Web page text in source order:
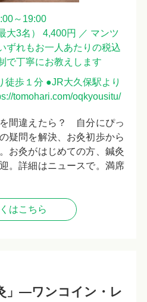
～19:00
大3名） 4,400円 ／ マンツ
ずれもお一人あたりの税込
で丁寧にお教えします
徒歩１分 ●JR大久保駅より
tomohari.com/oqkyousitu/
間違えたら？ 自分にぴっ
疑問を解決、お灸初歩から
お灸がはじめての方、鍼灸
。詳細はニュースで。満席
はこちら
」―ワンコイン・レ